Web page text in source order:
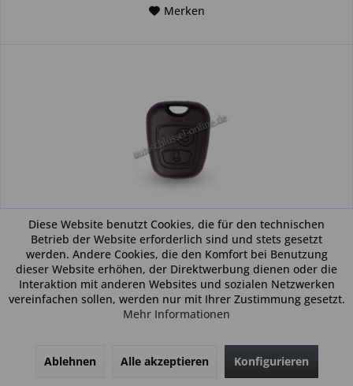
Merken
Autoschlüsselgehäuse geeignet für Citroen mit 2
Tasten für VA2 HU83 NE78 (Aftermarket...
Allgemein: Beim vorliegenden Produkt handelt es sich um ein
Gehäuse (kein Original). Das Produkt ist ideal zum Austausch
beschädigter oder abgenutzter Autoschlüsselgehäuse
14,99 € *
Diese Website benutzt Cookies, die für den technischen
Betrieb der Website erforderlich sind und stets gesetzt
werden. Andere Cookies, die den Komfort bei Benutzung
dieser Website erhöhen, der Direktwerbung dienen oder die
Interaktion mit anderen Websites und sozialen Netzwerken
vereinfachen sollen, werden nur mit Ihrer Zustimmung gesetzt.
Mehr Informationen
Ablehnen Alle akzeptieren Konfigurieren